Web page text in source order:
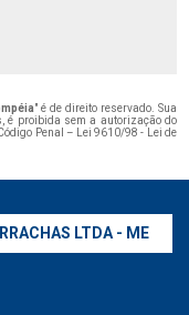
" é de direito reservado. Sua
é proibida sem a autorização do
Penal –
Lei 9610/98 - Lei de
LTDA - ME